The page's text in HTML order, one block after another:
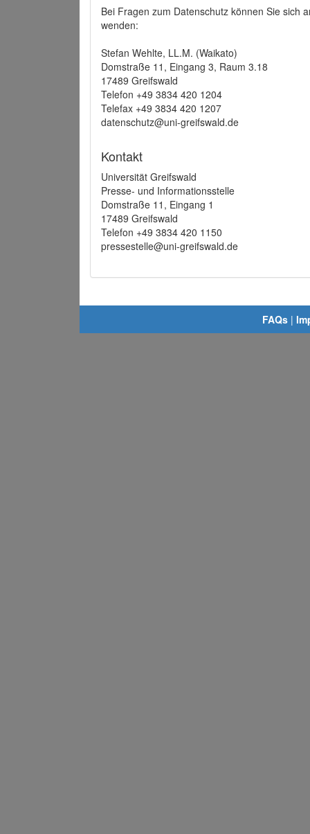
Bei Fragen zum Datenschutz können Sie sich
wenden:
Stefan Wehlte, LL.M. (Waikato)
Domstraße 11, Eingang 3, Raum 3.18
17489 Greifswald
Telefon +49 3834 420 1204
Telefax +49 3834 420 1207
datenschutz@uni-greifswald.de
Kontakt
Universität Greifswald
Presse- und Informationsstelle
Domstraße 11, Eingang 1
17489 Greifswald
Telefon +49 3834 420 1150
pressestelle@uni-greifswald.de
FAQs |